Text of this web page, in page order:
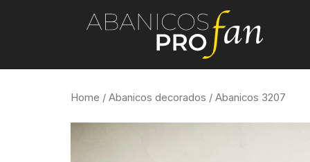
Home / Abanicos decorados / Abanicos 3207